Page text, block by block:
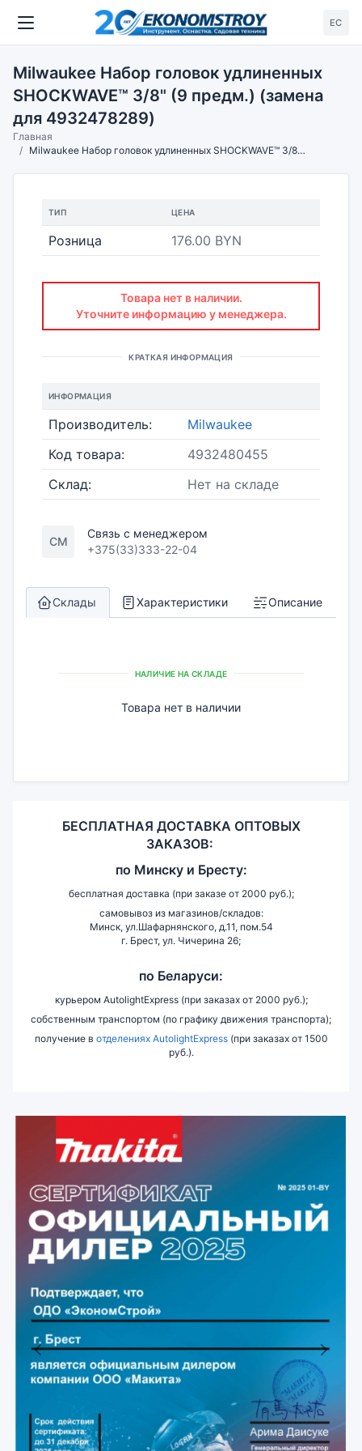
ЕС
Milwaukee Набор головок удлиненных
SHOCKWAVE™ 3/8" (9 предм.) (замена
для 4932478289)
Главная
Milwaukee Набор головок удлиненных SHOCKWAVE™ 3/8" (9 предм.) (замена для 4932478289)
ТИП ЦЕНА
Розница 176.00 BYN
Товара нет в наличии.
Уточните информацию у менеджера.
КРАТКАЯ ИНФОРМАЦИЯ
ИНФОРМАЦИЯ
Производитель:
Milwaukee
Код товара:
4932480455
Склад:
Нет на складе
СМ
Связь с менеджером
+375(33)333-22-04
Склады Характеристики Описание
НАЛИЧИЕ НА СКЛАДЕ
Товара нет в наличии
БЕСПЛАТНАЯ ДОСТАВКА ОПТОВЫХ
ЗАКАЗОВ:
по Минску и Бресту:
бесплатная доставка (при заказе от 2000 руб.);
самовывоз из магазинов/складов:
Минск, ул.Шафарнянского, д.11, пом.54
г. Брест, ул. Чичерина 26;
по Беларуси:
курьером AutolightExpress (при заказах от 2000 руб.);
собственным транспортом (по графику движения транспорта);
получение в отделениях AutolightExpress(при заказах от 1500
руб.).
Previous Next